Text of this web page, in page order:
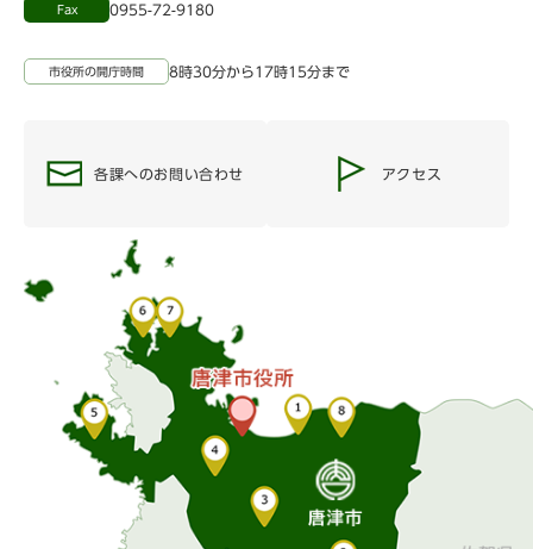
Fax 0955-72-9180
市役所の開庁時間 8時30分から17時15分まで
各課へのお問い合わせ アクセス